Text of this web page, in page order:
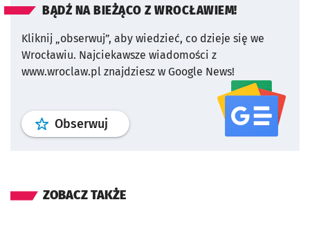
BĄDŹ NA BIEŻĄCO Z WROCŁAWIEM!
Kliknij „obserwuj”, aby wiedzieć, co dzieje się we
Wrocławiu. Najciekawsze wiadomości z
www.wroclaw.pl znajdziesz w Google News!
Obserwuj profil serwisu
ZOBACZ TAKŻE